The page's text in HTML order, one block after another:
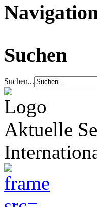
Suchen
Suchen...
Aktuelle